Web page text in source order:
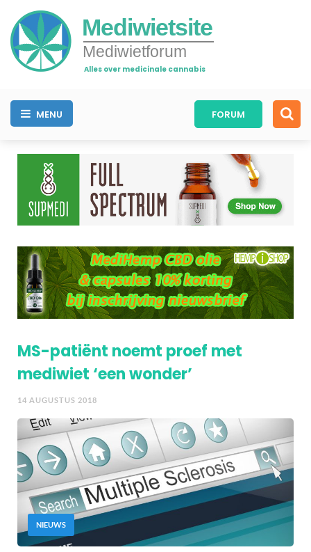
Mediwietsite
Mediwietforum
Alles over medicinale cannabis
MENU FORUM
MS-patiënt noemt proef met
mediwiet ‘een wonder’
14 AUGUSTUS 2018
NIEUWS